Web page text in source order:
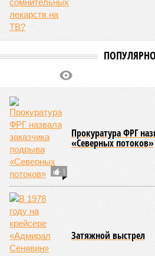
главных заинтересованных лиц в
замирении. Печальных выводов
верят, что договорнячок
канула в Лету, а вполне при
ударили по элите, наотмашь, на
уточняет общественница
году его выставляли на продажу
рублей. Этот ресторан для
там очень кусаются». Вообще,
сомнения, что украинские
самостоятельно осуществить
не оказали ли им помощь их
крайне сомневаюсь, чтобы ГУР и
на осуществление подобного
без поддержки старших
России,– поясняет политолог
свете теракта в Москве
в России британского,